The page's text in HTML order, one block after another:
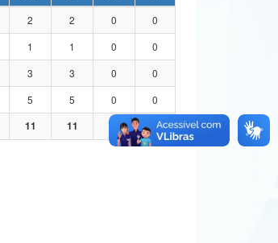
2 2 0
0
1 1 0
0
3 3 0
0
5 5 0
0
11 11 0